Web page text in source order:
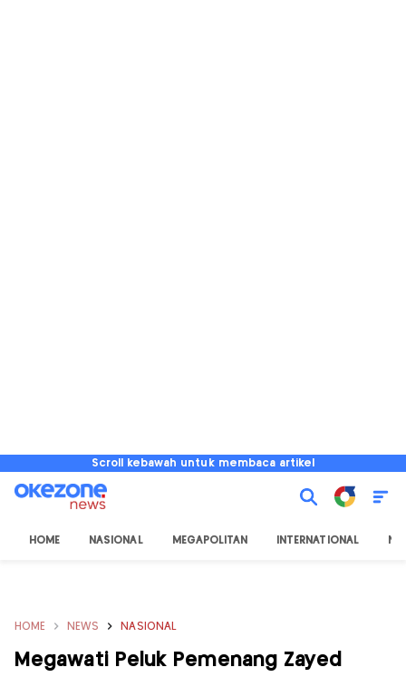
Scroll kebawah untuk membaca artikel
HOME NASIONAL MEGAPOLITAN INTERNATIONAL
HOME NEWS NASIONAL
Megawati Peluk Pemenang Zayed